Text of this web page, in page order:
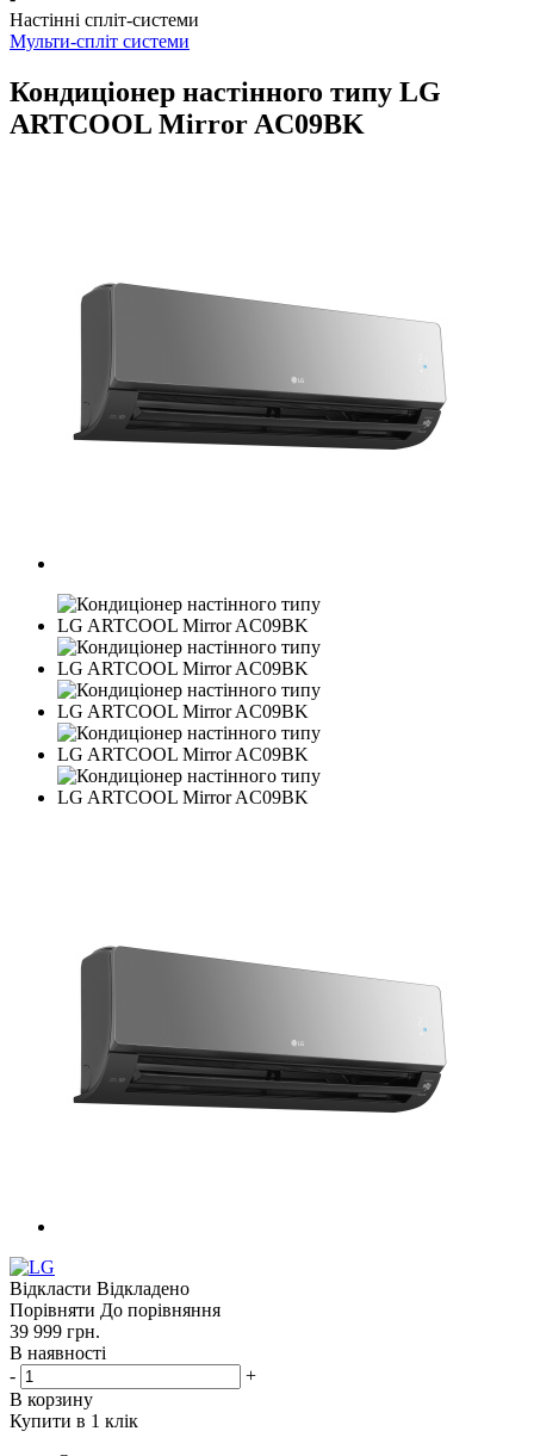
Настінні спліт-системи
Мульти-спліт системи
Кондиціонер настінного типу LG
ARTCOOL Mirror AC09BK
Відкласти Відкладено
Порівняти До порівняння
39 999 грн.
В наявності
-
+
В корзину
Купити в 1 клік